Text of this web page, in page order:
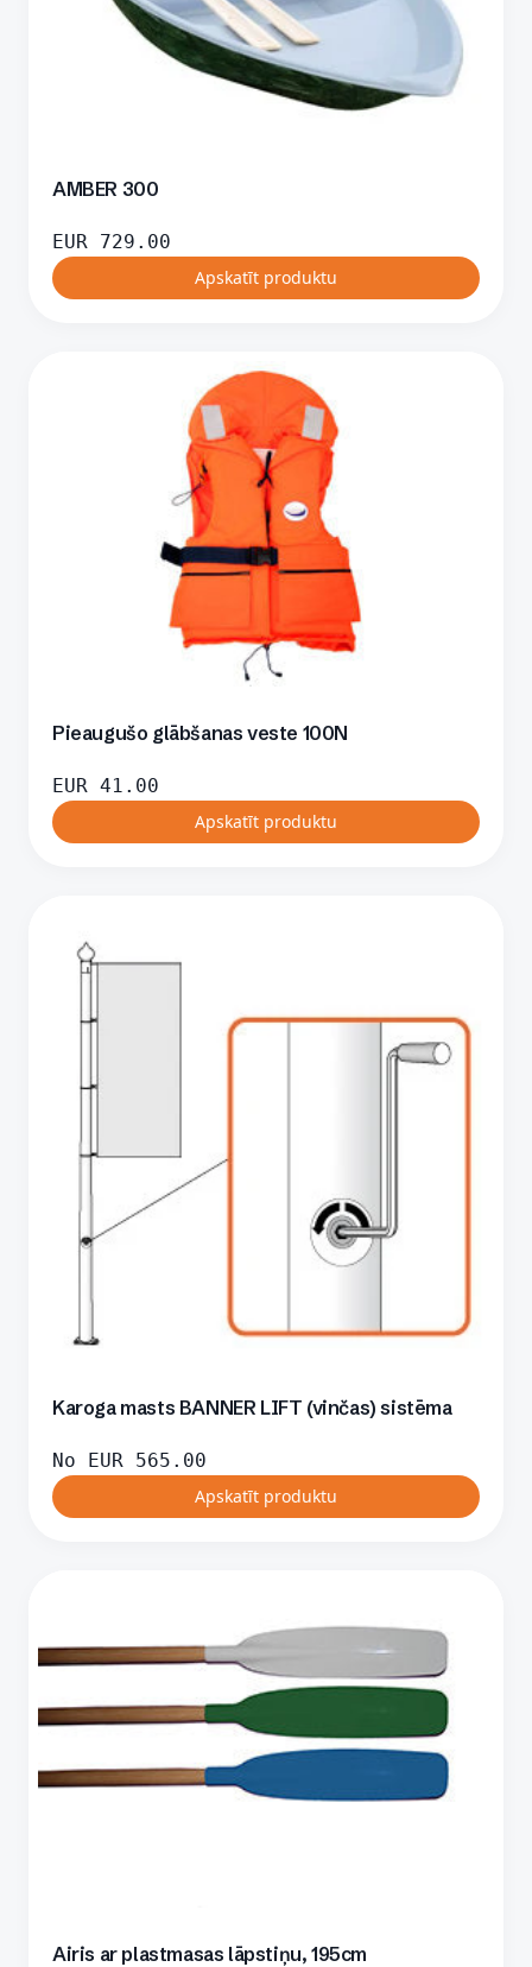
AMBER 300
EUR 729.00
Apskatīt produktu
Pieaugušo glābšanas veste 100N
EUR 41.00
Apskatīt produktu
Karoga masts BANNER LIFT (vinčas) sistēma
No EUR 565.00
Apskatīt produktu
Airis ar plastmasas lāpstiņu, 195cm